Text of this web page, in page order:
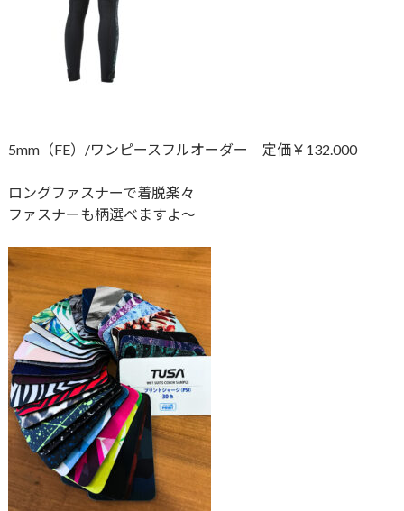
5mm（FE）/ワンピースフルオーダー 定価￥132.000
ロングファスナーで着脱楽々
ファスナーも柄選べますよ～